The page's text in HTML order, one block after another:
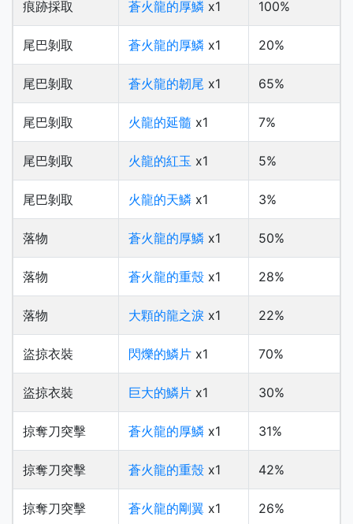
痕跡採取 蒼火龍的厚鱗 x1 100%
尾巴剝取 蒼火龍的厚鱗 x1 20%
尾巴剝取 蒼火龍的韌尾 x1 65%
尾巴剝取 火龍的延髓 x1 7%
尾巴剝取 火龍的紅玉 x1 5%
尾巴剝取 火龍的天鱗 x1 3%
落物 蒼火龍的厚鱗 x1 50%
落物 蒼火龍的重殼 x1 28%
落物 大顆的龍之淚 x1 22%
盜掠衣裝 閃爍的鱗片 x1 70%
盜掠衣裝 巨大的鱗片 x1 30%
掠奪刀突擊 蒼火龍的厚鱗 x1 31%
掠奪刀突擊 蒼火龍的重殼 x1 42%
掠奪刀突擊 蒼火龍的剛翼 x1 26%